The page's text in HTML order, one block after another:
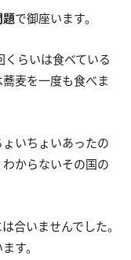
題で御座います。
らいは食べている
麦を一度も食べま
いちょいあったの
からないその国の
合いませんでした。
す。